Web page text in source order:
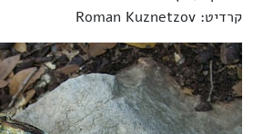
קרדיט: Roman Kuznetzov